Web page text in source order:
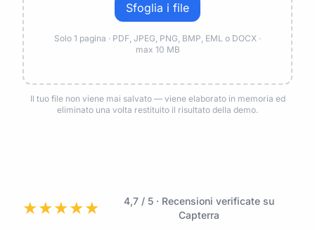
Sfoglia i file
Solo 1 pagina · PDF, JPEG, PNG, BMP, EML o DOCX ·
max 10 MB
Il tuo file non viene mai salvato — viene elaborato in memoria ed
eliminato una volta restituito il risultato della demo.
★★★★★
4,7 / 5 · Recensioni verificate su
Capterra